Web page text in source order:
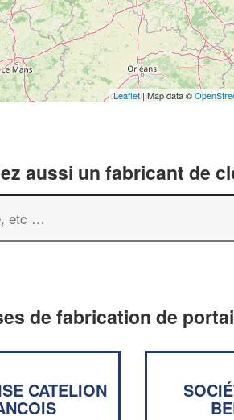
Leaflet| Map data ©
aussi un fabricant de
de fabrication de
CATELION